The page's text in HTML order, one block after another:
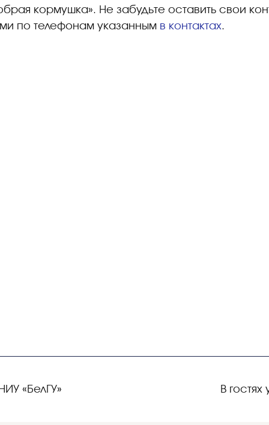
кормушка». Не забудьте оставить свои
по телефонам указанным в контактах.
«БелГУ» В